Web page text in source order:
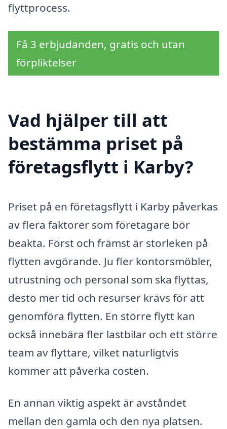
flyttprocess.
Få 3 erbjudanden, gratis och utan
förpliktelser
Vad hjälper till att
bestämma priset på
företagsflytt i Karby?
Priset på en företagsflytt i Karby påverkas
av flera faktorer som företagare bör
beakta. Först och främst är storleken på
flytten avgörande. Ju fler kontorsmöbler,
utrustning och personal som ska flyttas,
desto mer tid och resurser krävs för att
genomföra flytten. En större flytt kan
också innebära fler lastbilar och ett större
team av flyttare, vilket naturligtvis
kommer att påverka costen.
En annan viktig aspekt är avståndet
mellan den gamla och den nya platsen.